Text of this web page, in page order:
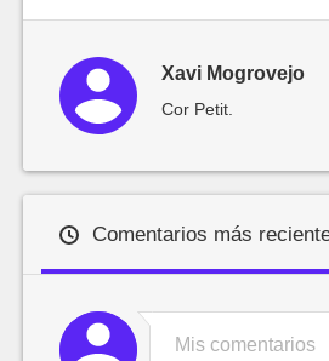
Xavi Mogrovejo
Cor Petit.
Comentarios más